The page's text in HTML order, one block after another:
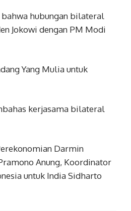
bahwa hubungan bilateral
Jokowi dengan PM Modi
Yang Mulia untuk
kerjasama bilateral
Darmin
Anung, Koordinator
untuk India Sidharto